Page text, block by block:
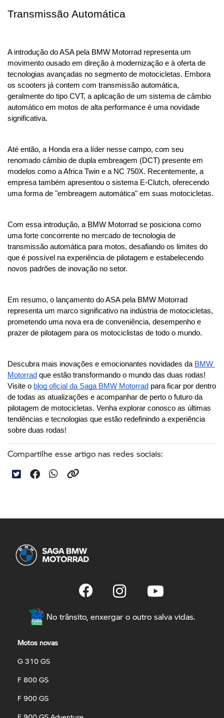
Transmissão Automática
A introdução do ASA pela BMW Motorrad representa um
movimento ousado em direção à modernização e à oferta de
tecnologias avançadas no segmento de motocicletas. Embora
os scooters já contem com transmissão automática,
geralmente do tipo CVT, a aplicação de um sistema de câmbio
automático em motos de alta performance é uma novidade
significativa.
Até então, a Honda era a líder nesse campo, com seu
renomado câmbio de dupla embreagem (DCT) presente em
modelos como a Africa Twin e a NC 750X. Recentemente, a
empresa também apresentou o sistema E-Clutch, oferecendo
uma forma de "embreagem automática" em suas motocicletas.
Com essa introdução, a BMW Motorrad se posiciona como
uma forte concorrente no mercado de tecnologia de
transmissão automática para motos, desafiando os limites do
que é possível na experiência de pilotagem e estabelecendo
novos padrões de inovação no setor.
Em resumo, o lançamento do ASA pela BMW Motorrad
representa um marco significativo na indústria de motocicletas,
prometendo uma nova era de conveniência, desempenho e
prazer de pilotagem para os motociclistas de todo o mundo.
Descubra mais inovações e emocionantes novidades da BMW
Motorrad que estão transformando o mundo das duas rodas!
Visite o blog oficial da Saga BMW Motorrad para ficar por dentro
de todas as atualizações e acompanhar de perto o futuro da
pilotagem de motocicletas. Venha explorar conosco as últimas
tendências e tecnologias que estão redefinindo a experiência
sobre duas rodas!
Compartilhe esse artigo nas redes sociais:
No trânsito, enxergar o outro salva vidas.
Motos novas
G 310 GS
F 800 GS
F 900 GS